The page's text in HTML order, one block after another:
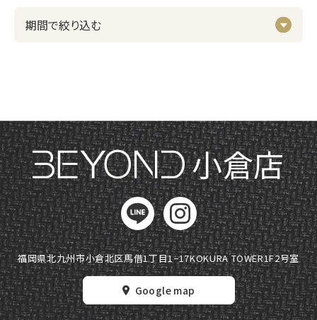
小倉店
福岡県北九州市小倉北区馬借1丁目1−17KOKURA TOWER1F2号室
Google map